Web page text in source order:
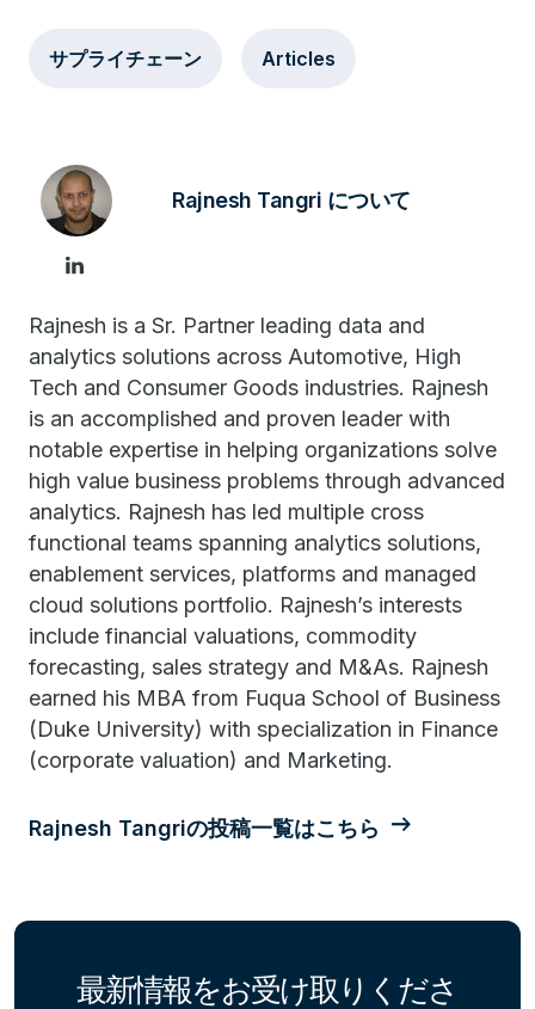
サプライチェーン Articles
Rajnesh Tangri について
Rajnesh is a Sr. Partner leading data and
analytics solutions across Automotive, High
Tech and Consumer Goods industries. Rajnesh
is an accomplished and proven leader with
notable expertise in helping organizations solve
high value business problems through advanced
analytics. Rajnesh has led multiple cross
functional teams spanning analytics solutions,
enablement services, platforms and managed
cloud solutions portfolio. Rajnesh’s interests
include financial valuations, commodity
forecasting, sales strategy and M&As. Rajnesh
earned his MBA from Fuqua School of Business
(Duke University) with specialization in Finance
(corporate valuation) and Marketing.
Rajnesh Tangriの投稿一覧はこちら
最新情報をお受け取りくださ